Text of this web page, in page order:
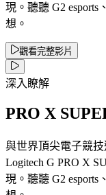
現。聽聽 G2
想。
觀看完整影片
深入瞭解
PRO X
與世界頂尖電子競
Logitech G PRO X
現。聽聽 G2